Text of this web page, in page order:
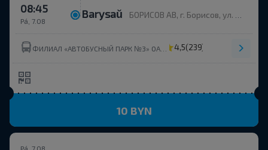
Pá, 7.08
08:45 Barysaŭ БОРИСОВ АВ, г. Борисов, ул. Строителей, 35
4,5(239)
10 BYN
Pá, 7.08